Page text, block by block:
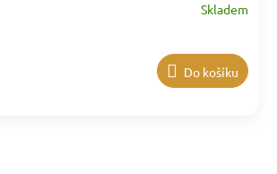
Skladem
Do košíku